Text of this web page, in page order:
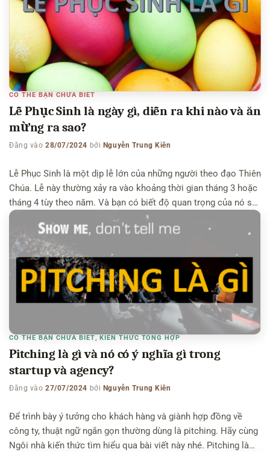
CÓ THỂ BẠN CHƯA BIẾT
Lễ Phục Sinh là ngày gì, diễn ra khi nào và ăn
mừng ra sao?
Đăng vào28/07/2024 bởi Nguyễn Trung Kiên
Lễ Phục Sinh là một dịp lễ lớn của những người theo đạo Thiên
Chúa. Lễ này thường xảy ra vào khoảng thời gian tháng 3 hoặc
tháng 4 tùy theo năm. Và bạn có biết độ quan trọng của nó so
với Lễ Giáng Sinh không? Bài viết này sẽ khái quát sơ cho […]
CÓ THỂ BẠN CHƯA BIẾT, KIẾN THỨC TỔNG HỢP
Pitching là gì và nó có ý nghĩa gì trong
startup và agency?
Đăng vào27/07/2024 bởi Nguyễn Trung Kiên
Để trình bày ý tưởng cho khách hàng và giành hợp đồng về
công ty, thuật ngữ ngắn gọn thường dùng là pitching. Hãy cùng
Ngôi nhà kiến thức tìm hiểu qua bài viết này nhé. Pitching là